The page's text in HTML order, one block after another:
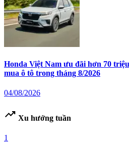
Honda Việt Nam ưu đãi hơn 70
mua ô tô trong tháng 8/2026
04/08/2026
trending_up Xu hướng tuần
1